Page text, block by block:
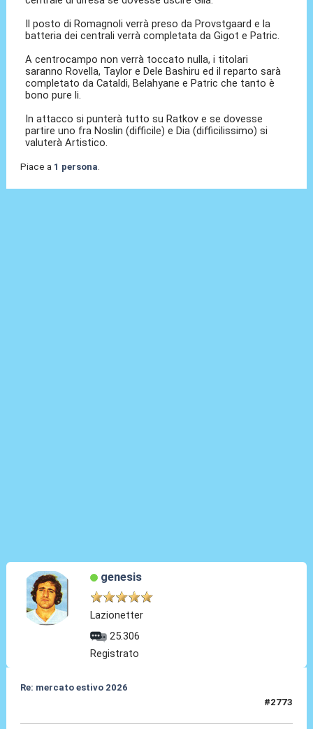
Il posto di Romagnoli verrà preso da Provstgaard e la
batteria dei centrali verrà completata da Gigot e Patric.
A centrocampo non verrà toccato nulla, i titolari
saranno Rovella, Taylor e Dele Bashiru ed il reparto sarà
completato da Cataldi, Belahyane e Patric che tanto è
bono pure li.
In attacco si punterà tutto su Ratkov e se dovesse
partire uno fra Noslin (difficile) e Dia (difficilissimo) si
valuterà Artistico.
Piace a 1 persona.
genesis
Lazionetter
25.306
Registrato
Re: mercato estivo 2026
#2773